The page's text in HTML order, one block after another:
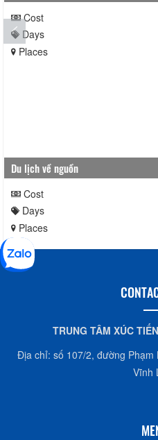
Cost
Days
Places
Du lịch về nguồn
Cost
Địa chỉ: số 107/2, đường